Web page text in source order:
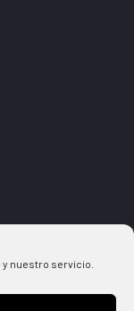
nuestro servicio.